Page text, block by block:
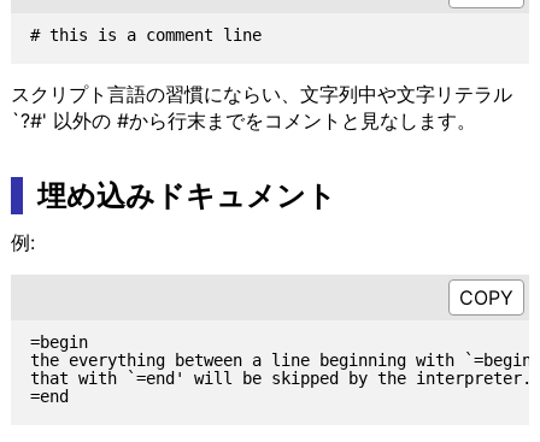
# this is a comment line
スクリプト言語の習慣にならい、文字列中や文字リテラル
`?#' 以外の #から行末までをコメントと見なします。
埋め込みドキュメント
例:
=begin
the everything between a line beginning with
that with `=end' will be skipped by the interpreter.